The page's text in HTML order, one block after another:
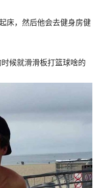
床，然后他会去健身房健
候就滑滑板打篮球啥的